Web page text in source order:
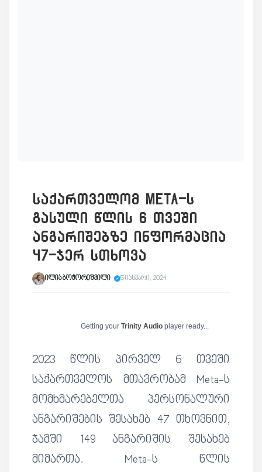
საქართველომ Meta-ს
გასული წლის 6 თვეში
ანგარიშებზე ინფორმაცია
47-ჯერ სთხოვა
ილია ბოჭორიშვილი 5 იანვარი, 2024
Getting your Trinity Audio player ready...
2023 წლის პირველ 6 თვეში
საქართველოს მთავრობამ Meta-ს
მომხმარებელთა პერსონალური
ანგარიშების შესახებ 47 თხოვნით,
ჯამში 149 ანგარიშის შესახებ
მიმართა. Meta-ს წლის